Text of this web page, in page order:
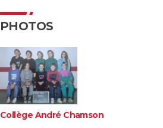
PHOTOS
Collège André Chamson